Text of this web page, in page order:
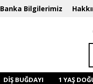
Banka Bilgilerimiz
DIŞ BUĞDAYI
1 YAŞ